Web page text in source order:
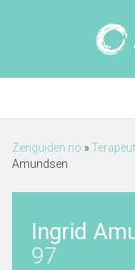
Zenguiden.no »Terapeut
Amundsen
Ingrid
97